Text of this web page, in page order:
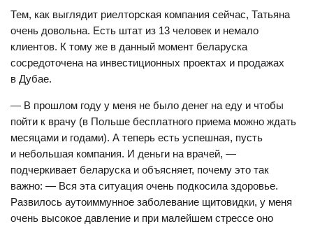
Тем, как выглядит риелторская компания сейчас, Татьяна
очень довольна. Есть штат из 13 человек и немало
клиентов. К тому же в данный момент беларуска
сосредоточена на инвестиционных проектах и продажах
в Дубае.
— В прошлом году у меня не было денег на еду и чтобы
пойти к врачу (в Польше бесплатного приема можно ждать
месяцами и годами). А теперь есть успешная, пусть
и небольшая компания. И деньги на врачей, —
подчеркивает беларуска и объясняет, почему это так
важно: — Вся эта ситуация очень подкосила здоровье.
Развилось аутоиммунное заболевание щитовидки, у меня
очень высокое давление и при малейшем стрессе оно